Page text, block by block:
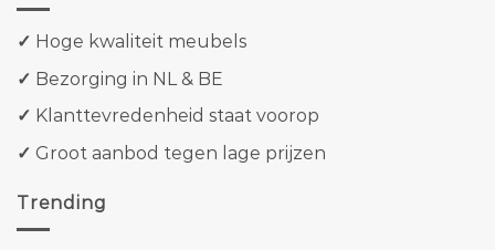
✓ Hoge kwaliteit meubels
✓ Bezorging in NL & BE
✓ Klanttevredenheid staat voorop
✓ Groot aanbod tegen lage prijzen
Trending